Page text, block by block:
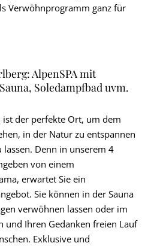
Verwöhnprogramm ganz für
AlpenSPA mit
Soledampfbad uvm.
der perfekte Ort, um dem
in der Natur zu entspannen
lassen. Denn in unserem 4
von einem
erwartet Sie ein
Sie können in der Sauna
verwöhnen lassen oder im
und Ihren Gedanken freien Lauf
Exklusive und